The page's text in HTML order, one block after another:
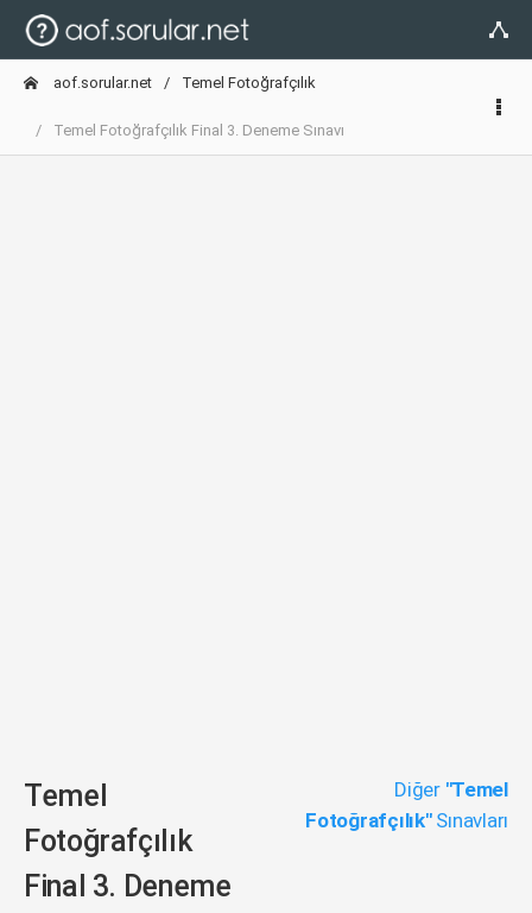
aof.sorular.net Temel Fotoğrafçılık
Temel Fotoğrafçılık Final 3. Deneme Sınavı
Temel
Fotoğrafçılık
Final 3. Deneme
Diğer "Temel
Fotoğrafçılık"Sınavları